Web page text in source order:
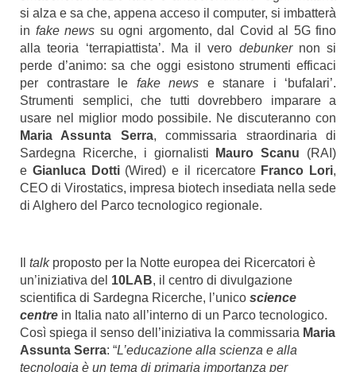
si alza e sa che, appena acceso il computer, si imbatterà
in fake news su ogni argomento, dal Covid al 5G fino
alla teoria ‘terrapiattista’. Ma il vero debunkernon si
perde d’animo: sa che oggi esistono strumenti efficaci
per contrastare le fake news e stanare i ‘bufalari’.
Strumenti semplici, che tutti dovrebbero imparare a
usare nel miglior modo possibile. Ne discuteranno con
Maria Assunta Serra, commissaria straordinaria di
Sardegna Ricerche, i giornalisti
Mauro Scanu (RAI)
e Gianluca Dotti (Wired) e il ricercatore Franco Lori,
CEO di Virostatics, impresa biotech insediata nella sede
di Alghero del Parco tecnologico regionale.
talkproposto per la Notte europea dei Ricercatori è
un’iniziativa del 10LAB, il centro di divulgazione
scientifica di Sardegna Ricerche, l’unico science
centre in Italia nato all’interno di un Parco tecnologico.
Così spiega il senso dell’iniziativa la commissaria Maria
Assunta Serra: “L’educazione alla scienza e alla
tecnologia è un tema di primaria importanza per